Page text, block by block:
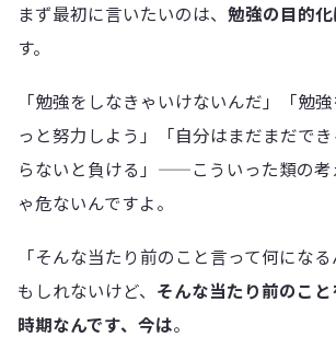
まず最初に言いたいのは、 勉強の目的
す。
「勉強をしなきゃいけないんだ」「勉
っと努力しよう」「自分はまだまだで
らないと負ける」——こういった類の考
ゃ危ないんですよ。
「そんな当たり前のこと言って何にな
もしれないけど、 そんな当たり前のこ
時期なんです、今は。